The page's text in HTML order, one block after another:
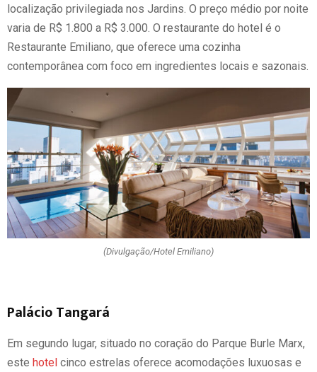
localização privilegiada nos Jardins. O preço médio por noite
varia de R$ 1.800 a R$ 3.000. O restaurante do hotel é o
Restaurante Emiliano, que oferece uma cozinha
contemporânea com foco em ingredientes locais e sazonais.
(Divulgação/Hotel Emiliano)
Palácio Tangará
Em segundo lugar, situado no coração do Parque Burle Marx,
este hotel cinco estrelas oferece acomodações luxuosas e